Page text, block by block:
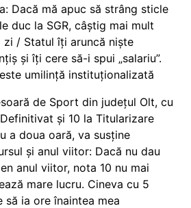
Dacă mă apuc să strâng sticle
duc la SGR, câștig mai mult
zi / Statul îți aruncă niște
și îți cere să-i spui „salariu”.
umilință instituționalizată
de Sport din județul Olt, cu
și 10 la Titularizare
a doua oară, va susține
și anul viitor: Dacă nu dau
anul viitor, nota 10 nu mai
mare lucru. Cineva cu 5
să ia ore înaintea mea